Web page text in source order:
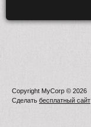
Copyright MyCorp © 2026
Сделать бесплатный сайт